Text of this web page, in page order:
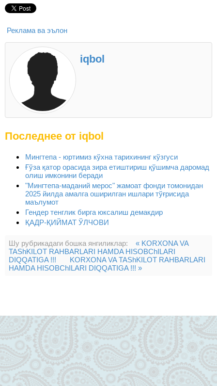
Реклама ва эълон
iqbol
Последнее от iqbol
Мингтепа - юртимиз кўхна тарихининг кўзгуси
Ғўза қатор орасида зира етиштириш қўшимча даромад
олиш имконини беради
"Мингтепа-маданий мерос" жамоат фонди томонидан
2025 йилда амалга оширилган ишлари тўғрисида
маълумот
Гендер тенглик бирга юксалиш демакдир
ҚАДР-ҚИЙМАТ ЎЛЧОВИ
Шу рубрикадаги бошка янгиликлар:
« KORXONA VA
TAShKILOT RAHBARLARI HAMDA HISOBChILARI
DIQQATIGA !!!
KORXONA VA TAShKILOT RAHBARLARI
HAMDA HISOBChILARI DIQQATIGA !!! »